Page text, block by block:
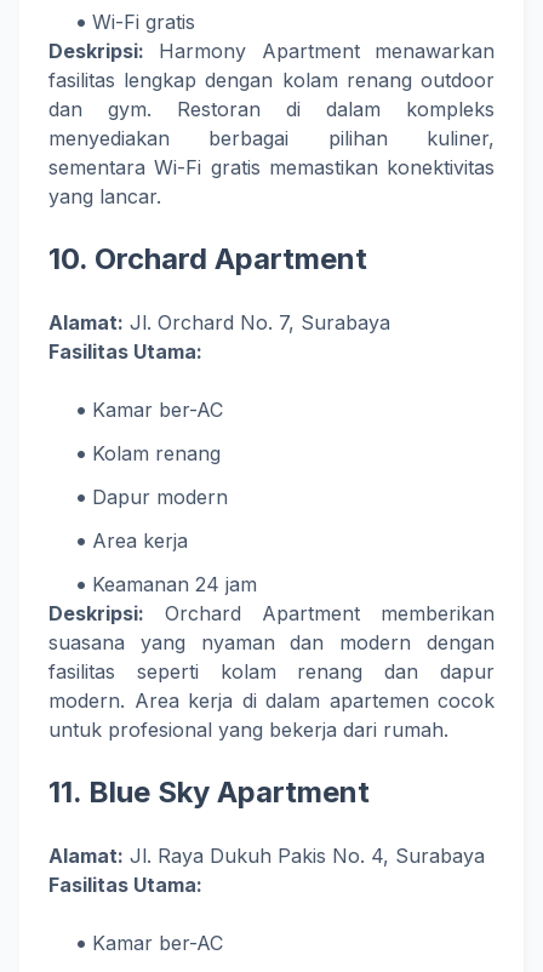
Wi-Fi gratis
Deskripsi: Harmony Apartment menawarkan
fasilitas lengkap dengan kolam renang outdoor
dan gym. Restoran di dalam kompleks
menyediakan berbagai pilihan kuliner,
sementara Wi-Fi gratis memastikan konektivitas
yang lancar.
10. Orchard Apartment
Alamat: Jl. Orchard No. 7, Surabaya
Fasilitas Utama:
Kamar ber-AC
Kolam renang
Dapur modern
Area kerja
Keamanan 24 jam
Deskripsi: Orchard Apartment memberikan
suasana yang nyaman dan modern dengan
fasilitas seperti kolam renang dan dapur
modern. Area kerja di dalam apartemen cocok
untuk profesional yang bekerja dari rumah.
11. Blue Sky Apartment
Alamat: Jl. Raya Dukuh Pakis No. 4, Surabaya
Fasilitas Utama:
Kamar ber-AC